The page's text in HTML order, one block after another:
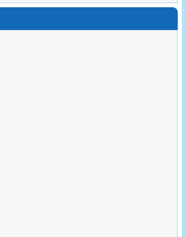
systems in the Vietnamese
2026
năm 2024